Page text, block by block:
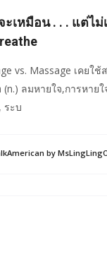
ะเหมือน . . . แต่ไ
vs. Massage เคยใช้
(n.) ลมหายใจ,การหาย
ระบ
by